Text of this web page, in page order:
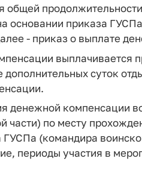
общей
основании приказа
- приказ о выплате
выплачивается
дополнительных суток
денежной компенсации
части) по месту
ГУСПа (командира
периоды участия в